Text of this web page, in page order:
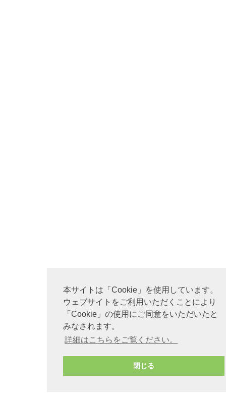
本サイトは「Cookie」を使用しています。
ウェブサイトをご利用いただくことにより
「Cookie」の使用にご同意をいただいたと
みなされます。
詳細はこちらをご覧ください。
閉じる